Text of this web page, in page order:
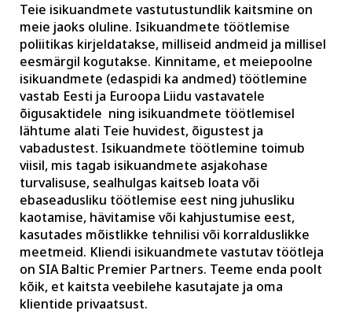
Teie isikuandmete vastutustundlik kaitsmine on
meie jaoks oluline. Isikuandmete töötlemise
poliitikas kirjeldatakse, milliseid andmeid ja millisel
eesmärgil kogutakse. Kinnitame, et meiepoolne
isikuandmete (edaspidi ka andmed) töötlemine
vastab Eesti ja Euroopa Liidu vastavatele
õigusaktidele ning isikuandmete töötlemisel
lähtume alati Teie huvidest, õigustest ja
vabadustest. Isikuandmete töötlemine toimub
viisil, mis tagab isikuandmete asjakohase
turvalisuse, sealhulgas kaitseb loata või
ebaseadusliku töötlemise eest ning juhusliku
kaotamise, hävitamise või kahjustumise eest,
kasutades mõistlikke tehnilisi või korralduslikke
meetmeid. Kliendi isikuandmete vastutav töötleja
on SIA Baltic Premier Partners. Teeme enda poolt
kõik, et kaitsta veebilehe kasutajate ja oma
klientide privaatsust.